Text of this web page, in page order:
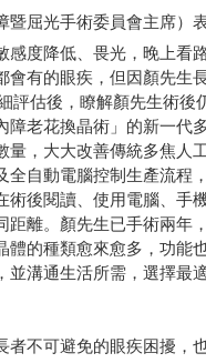
屈光手術委員會主席）
度降低、畏光，晚上看
有的眼疾，但因顏先生
評估後，瞭解顏先生術後
老花換晶術」的新一代
，大大改善傳統多焦人
自動電腦控制生產流程
後閱讀、使用電腦、手
離。顏先生已手術兩年
的種類愈來愈多，功能
溝通生活所需，選擇最
不可避免的眼疾困擾，